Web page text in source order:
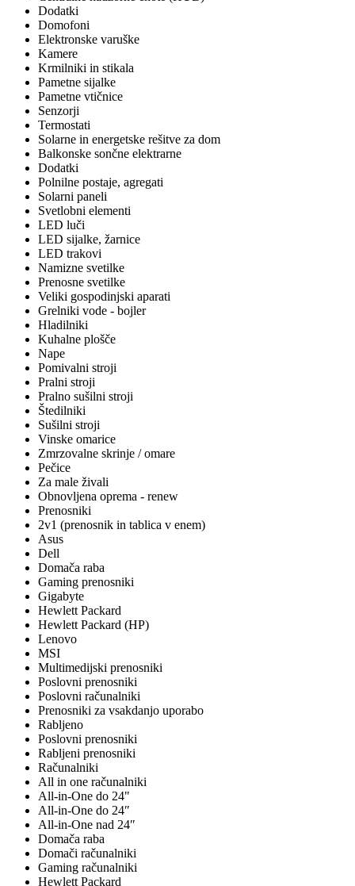
Dodatki
Domofoni
Elektronske varuške
Kamere
Krmilniki in stikala
Pametne sijalke
Pametne vtičnice
Senzorji
Termostati
Solarne in energetske rešitve za dom
Balkonske sončne elektrarne
Dodatki
Polnilne postaje, agregati
Solarni paneli
Svetlobni elementi
LED luči
LED sijalke, žarnice
LED trakovi
Namizne svetilke
Prenosne svetilke
Veliki gospodinjski aparati
Grelniki vode - bojler
Hladilniki
Kuhalne plošče
Nape
Pomivalni stroji
Pralni stroji
Pralno sušilni stroji
Štedilniki
Sušilni stroji
Vinske omarice
Zmrzovalne skrinje / omare
Pečice
Za male živali
Obnovljena oprema - renew
Prenosniki
2v1 (prenosnik in tablica v enem)
Asus
Dell
Domača raba
Gaming prenosniki
Gigabyte
Hewlett Packard
Hewlett Packard (HP)
Lenovo
MSI
Multimedijski prenosniki
Poslovni prenosniki
Poslovni računalniki
Prenosniki za vsakdanjo uporabo
Rabljeno
Poslovni prenosniki
Rabljeni prenosniki
Računalniki
All in one računalniki
All-in-One do 24"
All-in-One do 24″
All-in-One nad 24″
Domača raba
Domači računalniki
Gaming računalniki
Hewlett Packard